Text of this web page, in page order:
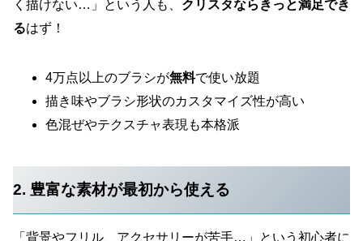
く描けない…」という人も、 クリスタならきっと満足でき
るはず！
4万点以上のブラシが無料で使い放題
描き味やブラシ形状のカスタマイズ性が高い
色混ぜやテクスチャ表現も本格派
2. 豊富な素材が最初から使える
「背景やフリル、アクセサリーが苦手…」という初心者に